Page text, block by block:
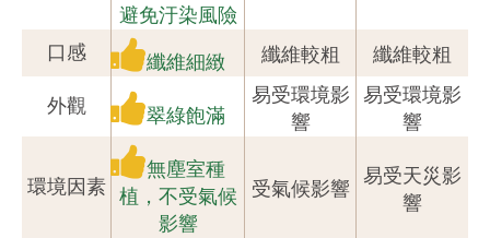
避免汙染風險
口感 纖維細緻 纖維較粗 纖維較粗
外觀 翠綠飽滿
易受環境影
響
易受環境影
響
環境因素
無塵室種
植，不受氣候
影響
受氣候影響
易受天災影
響